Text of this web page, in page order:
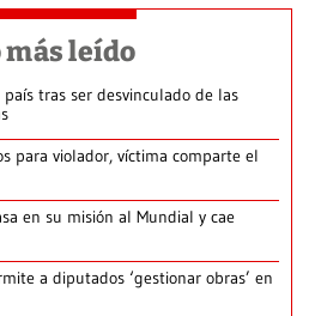
más leído
tras ser desvinculado de las
para violador, víctima comparte el
en su misión al Mundial y cae
a diputados ‘gestionar obras’ en